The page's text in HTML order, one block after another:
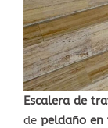
Escalera de
de peldaño